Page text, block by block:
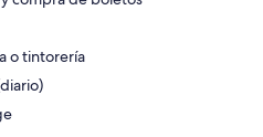
o tintorería